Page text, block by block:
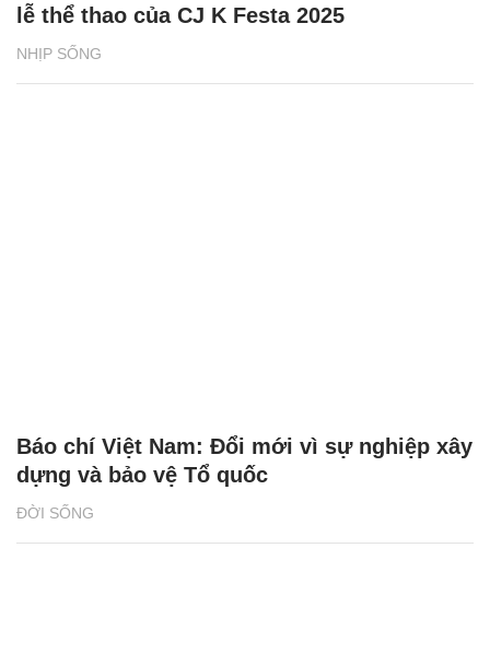
NHỊP SỐNG
lễ thể thao của CJ K Festa 2025
ĐỜI SỐNG
Báo chí Việt Nam: Đổi mới vì sự nghiệp xây
dựng và bảo vệ Tổ quốc